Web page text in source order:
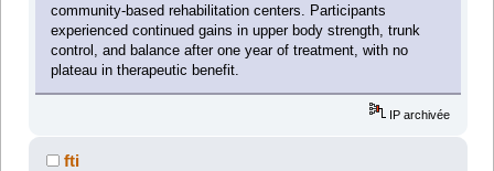
community-based rehabilitation centers. Participants
experienced continued gains in upper body strength, trunk
control, and balance after one year of treatment, with no
plateau in therapeutic benefit.
IP archivée
fti